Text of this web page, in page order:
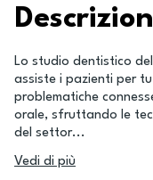
Lo studio dentistico
assiste i pazienti per
problematiche
orale, sfruttando le
del settor...
Vedi di più